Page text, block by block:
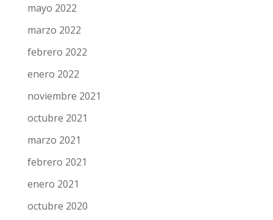
mayo 2022
marzo 2022
febrero 2022
enero 2022
noviembre 2021
octubre 2021
marzo 2021
febrero 2021
enero 2021
octubre 2020